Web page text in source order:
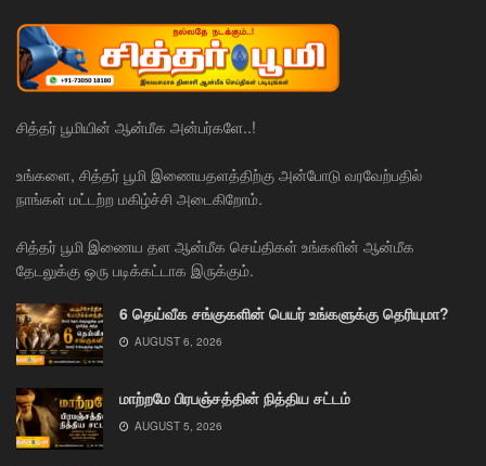
சித்தர் பூமியின் ஆன்மீக அன்பர்களே..!
உங்களை, சித்தர் பூமி இணையதளத்திற்கு அன்போடு வரவேற்பதில்
நாங்கள் மட்டற்ற மகிழ்ச்சி அடைகிறோம்.
சித்தர் பூமி இணைய தள ஆன்மீக செய்திகள் உங்களின் ஆன்மீக
தேடலுக்கு ஒரு படிக்கட்டாக இருக்கும்.
6 தெய்வீக சங்குகளின் பெயர் உங்களுக்கு தெரியுமா?
AUGUST 6, 2026
மாற்றமே பிரபஞ்சத்தின் நித்திய சட்டம்
AUGUST 5, 2026